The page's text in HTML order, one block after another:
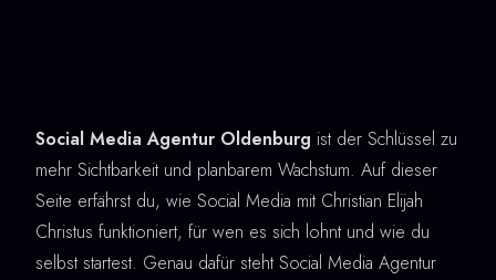
Social Media Agentur Oldenburg ist der Schlüssel zu
mehr Sichtbarkeit und planbarem Wachstum. Auf dieser
Seite erfährst du, wie Social Media mit Christian Elijah
Christus funktioniert, für wen es sich lohnt und wie du
selbst startest. Genau dafür steht Social Media Agentur